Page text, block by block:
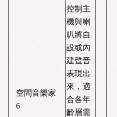
空間音樂家
6
控制主
機與喇
叭將自
設或內
建聲音
表現出
來，適
合各年
齡層需